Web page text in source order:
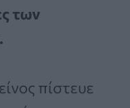
των
πίστευε